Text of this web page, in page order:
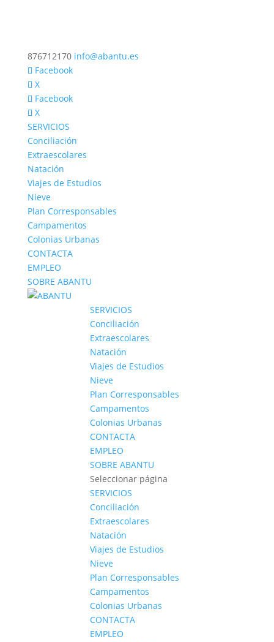
876712170 info@abantu.es
Facebook
X
Facebook
X
SERVICIOS
Conciliación
Extraescolares
Natación
Viajes de Estudios
Nieve
Plan Corresponsables
Campamentos
Colonias Urbanas
CONTACTA
EMPLEO
SOBRE ABANTU
SERVICIOS
Conciliación
Extraescolares
Natación
Viajes de Estudios
Nieve
Plan Corresponsables
Campamentos
Colonias Urbanas
CONTACTA
EMPLEO
SOBRE ABANTU
Seleccionar página
SERVICIOS
Conciliación
Extraescolares
Natación
Viajes de Estudios
Nieve
Plan Corresponsables
Campamentos
Colonias Urbanas
CONTACTA
EMPLEO